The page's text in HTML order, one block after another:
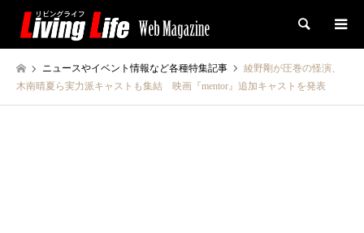
検索
ニュースやイベント情報など各種特集記事
綾野剛が圧巻の怪演、
木南晴夏ら実力派キャストも集結 映画『mentor』追加キャストを発表